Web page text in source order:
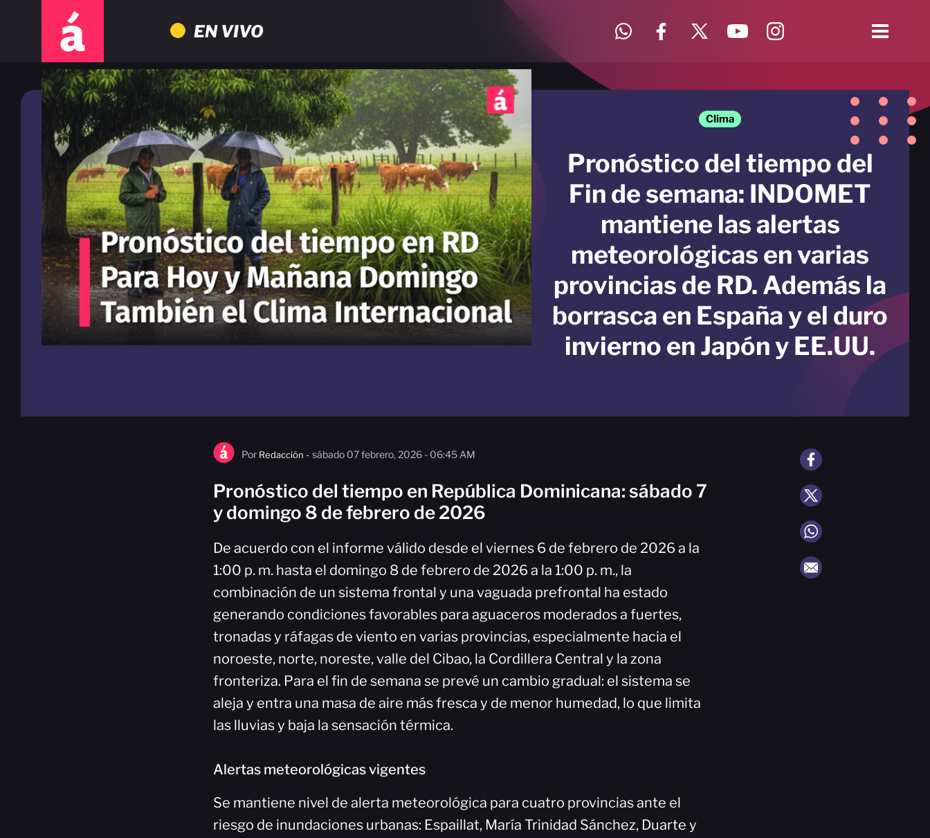
EN VIVO
Clima
Pronóstico del tiempo del
Fin de semana: INDOMET
mantiene las alertas
meteorológicas en varias
provincias de RD. Además la
borrasca en España y el duro
invierno en Japón y EE.UU.
Por Redacción - sábado 07 febrero, 2026 - 06:45 AM
Pronóstico del tiempo en República Dominicana: sábado 7
y domingo 8 de febrero de 2026
De acuerdo con el informe válido desde el viernes 6 de febrero de 2026 a la
1:00 p. m. hasta el domingo 8 de febrero de 2026 a la 1:00 p. m., la
combinación de un sistema frontal y una vaguada prefrontal ha estado
generando condiciones favorables para aguaceros moderados a fuertes,
tronadas y ráfagas de viento en varias provincias, especialmente hacia el
noroeste, norte, noreste, valle del Cibao, la Cordillera Central y la zona
fronteriza. Para el fin de semana se prevé un cambio gradual: el sistema se
aleja y entra una masa de aire más fresca y de menor humedad, lo que limita
las lluvias y baja la sensación térmica.
Alertas meteorológicas vigentes
Se mantiene nivel de alerta meteorológica para cuatro provincias ante el
riesgo de inundaciones urbanas: Espaillat, María Trinidad Sánchez, Duarte y